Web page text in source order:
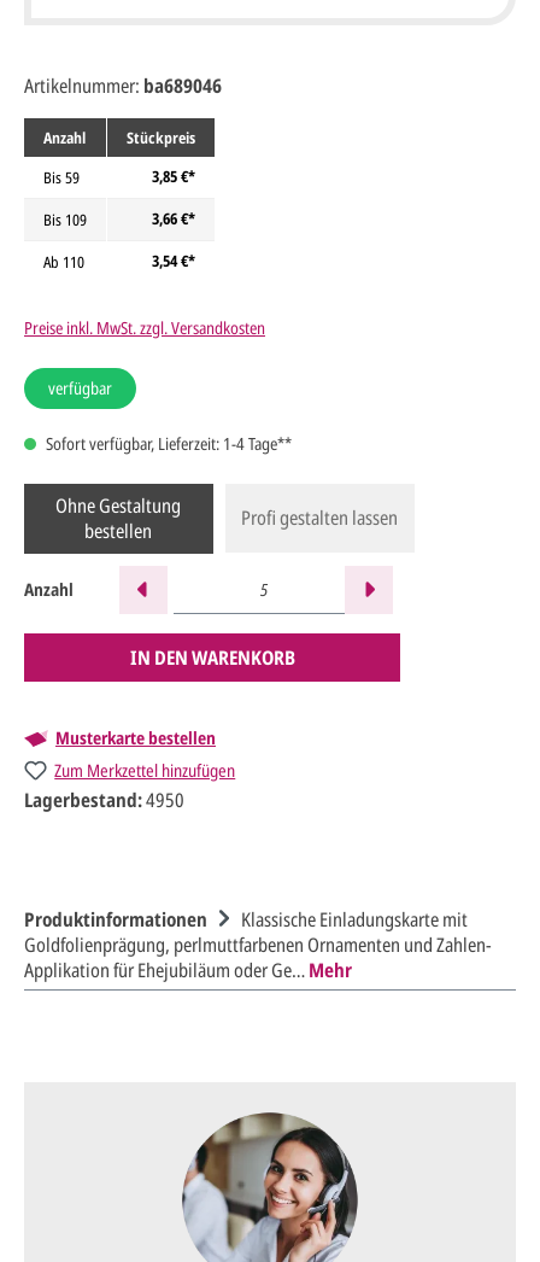
Anzahl
Stückpreis
Bis59
3,85 €*
Bis 109
3,66 €*
Ab 110 3,54 €*
Preise inkl. MwSt. zzgl. Versandkosten
verfügbar
Sofort verfügbar, Lieferzeit: 1-4 Tage**
Ohne Gestaltung
bestellen
Profi gestalten lassen
Anzahl
IN DEN WARENKORB
Musterkarte bestellen
Zum Merkzettel hinzufügen
Artikelnummer: ba689046
Lagerbestand:4950
Produktinformationen
Klassische Einladungskarte mit
Goldfolienprägung, perlmuttfarbenen Ornamenten und Zahlen-
Applikation für Ehejubiläum oder Ge…Mehr